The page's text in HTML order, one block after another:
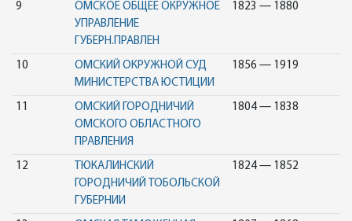
9
ОМСКОЕ ОБЩЕЕ ОКРУЖНОЕ
УПРАВЛЕНИЕ
ГУБЕРН.ПРАВЛЕН
1823 — 1880
10
ОМСКИЙ ОКРУЖНОЙ СУД
МИНИСТЕРСТВА ЮСТИЦИИ
1856 — 1919
11
ОМСКИЙ ГОРОДНИЧИЙ
ОМСКОГО ОБЛАСТНОГО
ПРАВЛЕНИЯ
1804 — 1838
12
ТЮКАЛИНСКИЙ
ГОРОДНИЧИЙ ТОБОЛЬСКОЙ
ГУБЕРНИИ
1824 — 1852